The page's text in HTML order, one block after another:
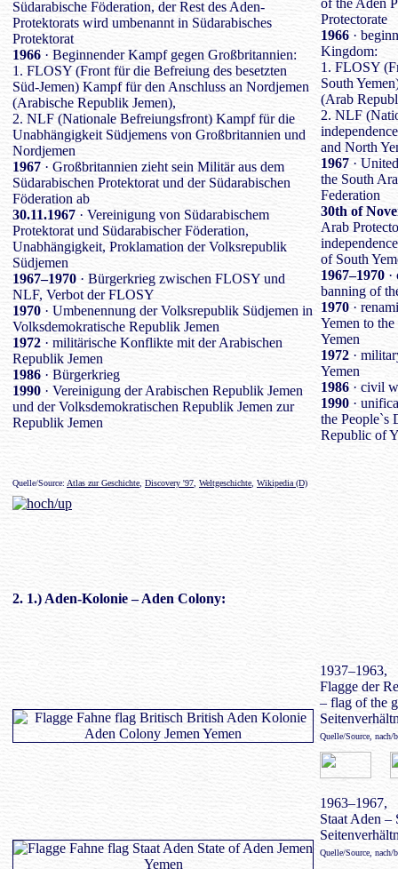
Südarabische Föderation, der Rest des Aden-
Protektorats wird umbenannt in Südarabisches
Protektorat
1966 · Beginnender Kampf gegen Großbritannien:
1. FLOSY (Front für die Befreiung des besetzten
Süd-Jemen) Kampf für den Anschluss an Nordjemen
(Arabische Republik Jemen),
2. NLF (Nationale Befreiungsfront) Kampf für die
Unabhängigkeit Südjemens von Großbritannien und
Nordjemen
1967 · Großbritannien zieht sein Militär aus dem
Südarabischen Protektorat und der Südarabischen
Föderation ab
30.11.1967 · Vereinigung von Südarabischem
Protektorat und Südarabischer Föderation,
Unabhängigkeit, Proklamation der Volksrepublik
Südjemen
1967–1970 · Bürgerkrieg zwischen FLOSY und
NLF, Verbot der FLOSY
1970 · Umbenennung der Volksrepublik Südjemen in
Volksdemokratische Republik Jemen
1972 · militärische Konflikte mit der Arabischen
Republik Jemen
1986 · Bürgerkrieg
1990 · Vereinigung der Arabischen Republik Jemen
und der Volksdemokratischen Republik Jemen zur
Republik Jemen
of the Aden
Protectorate
1966 ·
Kingdom:
1. FLOSY
South
(Arab
2. NLF
and North
1967 ·
the South
Federation
30th of
Arab
of South
1967–1970
banning of
1970 ·
Yemen to
Yemen
1972 ·
Yemen
1986 · civil
1990 ·
the People`s
Republic of
Quelle/Source: Atlas zur Geschichte ,Discovery '97 Weltgeschichte Wikipedia (D)
2. 1.) Aden-Kolonie– Aden Colony:
1937–1963,
Flagge der
– flag of the
Quelle/Source,
1963–1967,
Staat Aden –
Quelle/Source,